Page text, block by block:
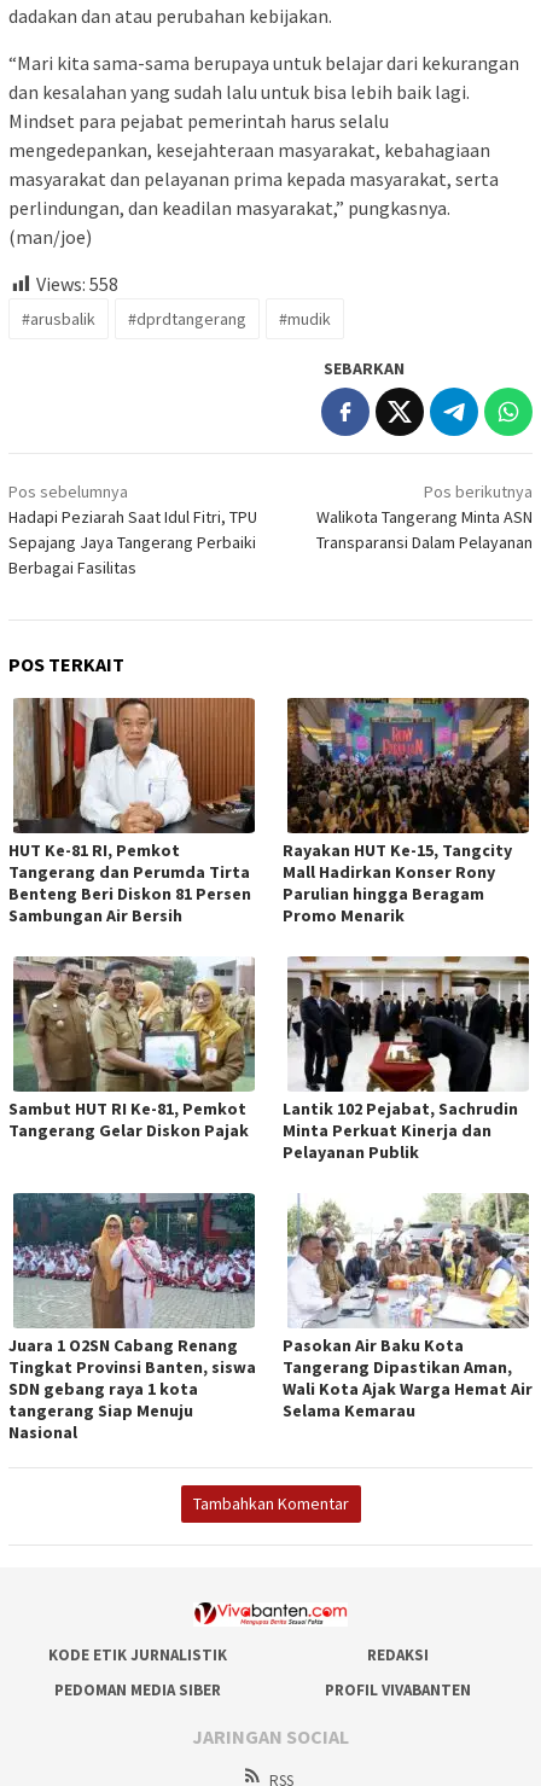
dadakan dan atau perubahan kebijakan.
“Mari kita sama-sama berupaya untuk belajar dari kekurangan
dan kesalahan yang sudah lalu untuk bisa lebih baik lagi.
Mindset para pejabat pemerintah harus selalu
mengedepankan, kesejahteraan masyarakat, kebahagiaan
masyarakat dan pelayanan prima kepada masyarakat, serta
perlindungan, dan keadilan masyarakat,” pungkasnya.
(man/joe)
Views: 558
#arusbalik #dprdtangerang #mudik
SEBARKAN
Navigasi
pos
Pos sebelumnya
Hadapi Peziarah Saat Idul Fitri, TPU
Sepajang Jaya Tangerang Perbaiki
Berbagai Fasilitas
Pos berikutnya
Walikota Tangerang Minta ASN
Transparansi Dalam Pelayanan
POS TERKAIT
HUT Ke-81 RI, Pemkot
Tangerang dan Perumda Tirta
Benteng Beri Diskon 81 Persen
Sambungan Air Bersih
Rayakan HUT Ke-15, Tangcity
Mall Hadirkan Konser Rony
Parulian hingga Beragam
Promo Menarik
Sambut HUT RI Ke-81, Pemkot
Tangerang Gelar Diskon Pajak
Lantik 102 Pejabat, Sachrudin
Minta Perkuat Kinerja dan
Pelayanan Publik
Juara 1 O2SN Cabang Renang
Tingkat Provinsi Banten, siswa
SDN gebang raya 1 kota
tangerang Siap Menuju
Nasional
Pasokan Air Baku Kota
Tangerang Dipastikan Aman,
Wali Kota Ajak Warga Hemat Air
Selama Kemarau
Tambahkan Komentar
KODE ETIK JURNALISTIK
REDAKSI
PEDOMAN MEDIA SIBER
PROFIL VIVABANTEN
JARINGAN SOCIAL
RSS